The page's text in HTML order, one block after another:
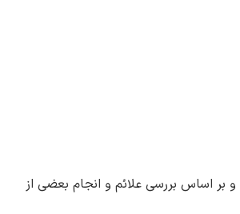
اساس بررسی علائم و انجام بعضی از